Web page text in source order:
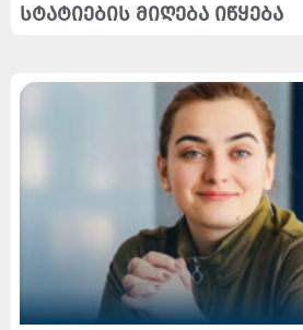
სტატიების მიღება იწყება